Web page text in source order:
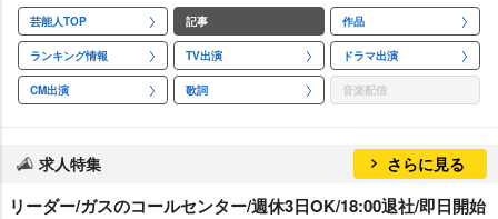
芸能人TOP 記事 作品
ランキング情報 TV出演 ドラマ出演
CM出演 歌詞 音楽配信
求人特集 さらに見る
リーダー/ガスのコールセンター/週休3日OK/18:00退社/即日開始